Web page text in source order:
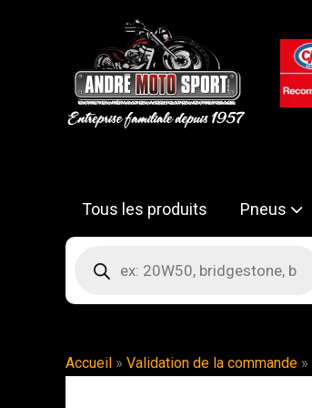
Tous les produits Pneus
Recherche
produits
Accueil » Validation de la commande »